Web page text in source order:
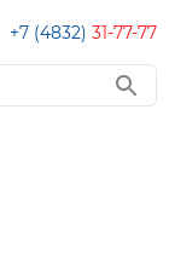
+7 (4832) 31-77-77